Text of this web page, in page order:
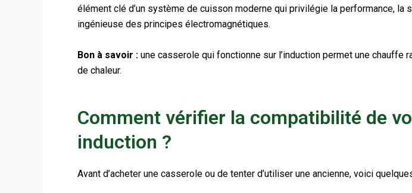
élément clé d’un système de cuisson moderne qui privilégie la performance, la
ingénieuse des principes électromagnétiques.
Bon à savoir : une casserole qui fonctionne sur l’induction permet une chauffe
de chaleur.
Comment vérifier la compatibilité de
induction ?
Avant d’acheter une casserole ou de tenter d’utiliser une ancienne, voici